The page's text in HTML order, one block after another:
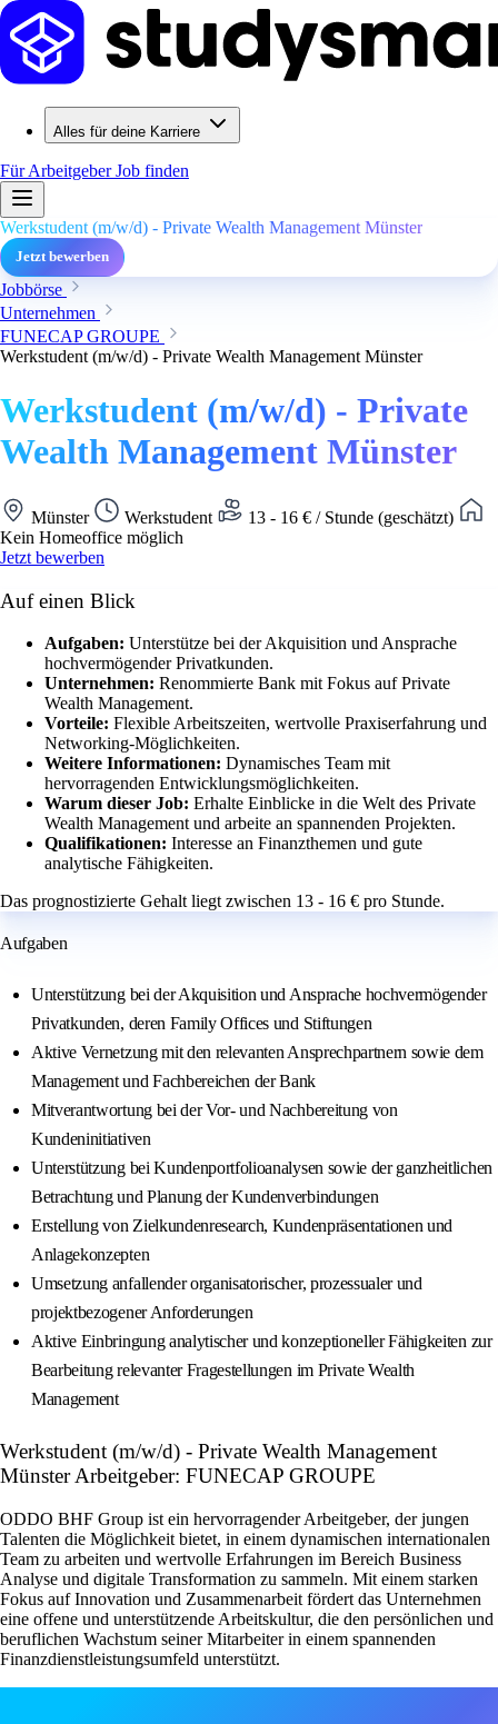
Alles für deine Karriere
Für ArbeitgeberJob finden
Werkstudent (m/w/d) - Private Wealth Management Münster
Jetzt bewerben
Jobbörse
Unternehmen
FUNECAP GROUPE
Werkstudent (m/w/d) - Private Wealth Management Münster
Werkstudent (m/w/d) - Private
Wealth Management Münster
Münster Werkstudent
13 - 16 € / Stunde (geschätzt)
Kein Homeoffice möglich
Jetzt bewerben
Auf einen Blick
Aufgaben: Unterstütze bei der Akquisition und Ansprache
hochvermögender Privatkunden.
Unternehmen: Renommierte Bank mit Fokus auf Private
Wealth Management.
Vorteile: Flexible Arbeitszeiten, wertvolle Praxiserfahrung und
Networking-Möglichkeiten.
Weitere Informationen: Dynamisches Team mit
hervorragenden Entwicklungsmöglichkeiten.
Warum dieser Job: Erhalte Einblicke in die Welt des Private
Wealth Management und arbeite an spannenden Projekten.
Qualifikationen: Interesse an Finanzthemen und gute
analytische Fähigkeiten.
Das prognostizierte Gehalt liegt zwischen 13 - 16 € pro Stunde.
Aufgaben
Unterstützung bei der Akquisition und Ansprache hochvermögender
Privatkunden, deren Family Offices und Stiftungen
Aktive Vernetzung mit den relevanten Ansprechpartnern sowie dem
Management und Fachbereichen der Bank
Mitverantwortung bei der Vor- und Nachbereitung von
Kundeninitiativen
Unterstützung bei Kundenportfolioanalysen sowie der ganzheitlichen
Betrachtung und Planung der Kundenverbindungen
Erstellung von Zielkundenresearch, Kundenpräsentationen und
Anlagekonzepten
Umsetzung anfallender organisatorischer, prozessualer und
projektbezogener Anforderungen
Aktive Einbringung analytischer und konzeptioneller Fähigkeiten zur
Bearbeitung relevanter Fragestellungen im Private Wealth
Management
Werkstudent (m/w/d) - Private Wealth Management
Münster Arbeitgeber: FUNECAP GROUPE
ODDO BHF Group ist ein hervorragender Arbeitgeber, der jungen
Talenten die Möglichkeit bietet, in einem dynamischen internationalen
Team zu arbeiten und wertvolle Erfahrungen im Bereich Business
Analyse und digitale Transformation zu sammeln. Mit einem starken
Fokus auf Innovation und Zusammenarbeit fördert das Unternehmen
eine offene und unterstützende Arbeitskultur, die den persönlichen und
beruflichen Wachstum seiner Mitarbeiter in einem spannenden
Finanzdienstleistungsumfeld unterstützt.